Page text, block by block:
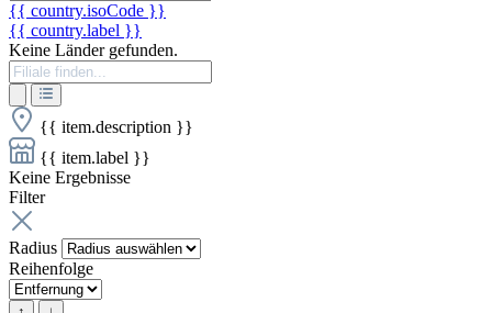
{{ country.isoCode }}
{{ country.label }}
Keine Länder gefunden.
{{ item.description }}
{{ item.label }}
Keine Ergebnisse
Filter
Radius
Reihenfolge